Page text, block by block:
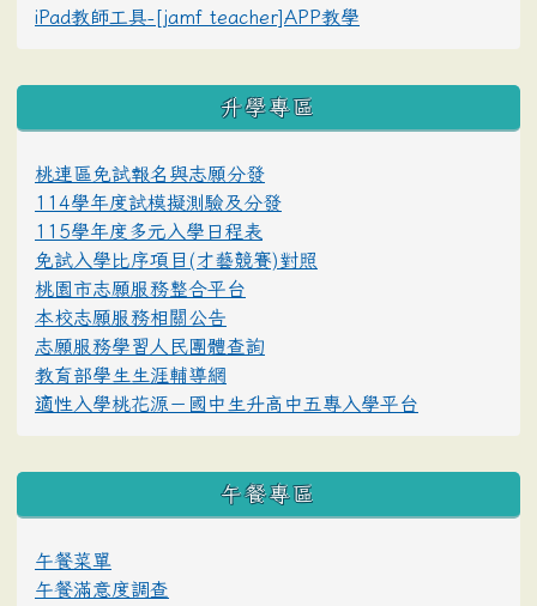
iPad教師工具-[jamf teacher]APP教學
升學專區
桃連區免試報名與志願分發
114學年度試模擬測驗及分發
115學年度多元入學日程表
免試入學比序項目(才藝競賽)對照
桃園市志願服務整合平台
本校志願服務相關公告
志願服務學習人民團體查詢
教育部學生生涯輔導網
適性入學桃花源－國中生升高中五專入學平台
午餐專區
午餐菜單
午餐滿意度調查